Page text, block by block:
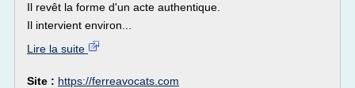
Il revêt la forme d'un acte authentique.
Il intervient environ...
Lire la suite
Site : https://ferreavocats.com